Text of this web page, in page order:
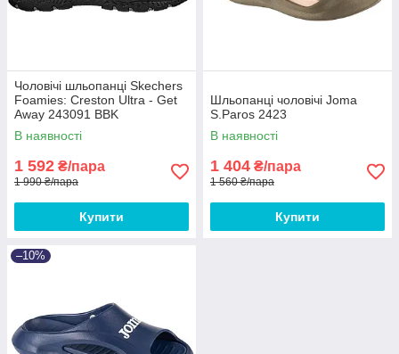
Чоловічі шльопанці Skechers
Foamies: Creston Ultra - Get
Away 243091 BBK
В наявності
1 592 ₴/пара
1 990 ₴/пара
Купити
Шльопанці чоловічі Joma
S.Paros 2423
В наявності
1 404 ₴/пара
1 560 ₴/пара
Купити
–10%